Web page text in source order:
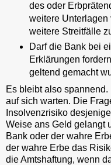
des oder
weitere Unterlagen
weitere Streitfälle
Darf die Bank bei
Erklärungen
geltend gemacht
Es bleibt also
auf sich warten. Die
Insolvenzrisiko
Weise ans Geld gelangt
Bank oder der wahre
der wahre Erbe das
die Amtshaftung, wenn